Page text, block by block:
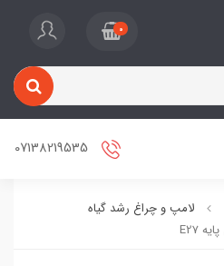
0
لامپ و چراغ رشد گیاه